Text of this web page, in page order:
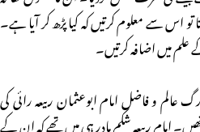
تو اس سے معلوم کرتیں کہ کیا پڑھ کر آیا ہے۔
علم میں اضافہ کرتیں۔
عالم و فاضل امام ابوعثمان ربیعہ رائی کی
امام ربیعہ شکم مادر ہی میں تھے کہ ان کے